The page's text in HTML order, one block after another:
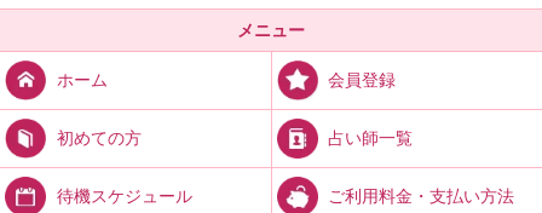
メニュー
ホーム 会員登録
初めての方 占い師一覧
待機スケジュール ご利用料金・支払い方法